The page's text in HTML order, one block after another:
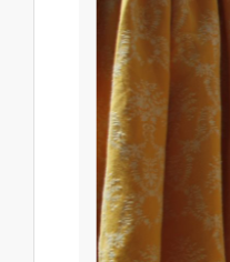
Oficios